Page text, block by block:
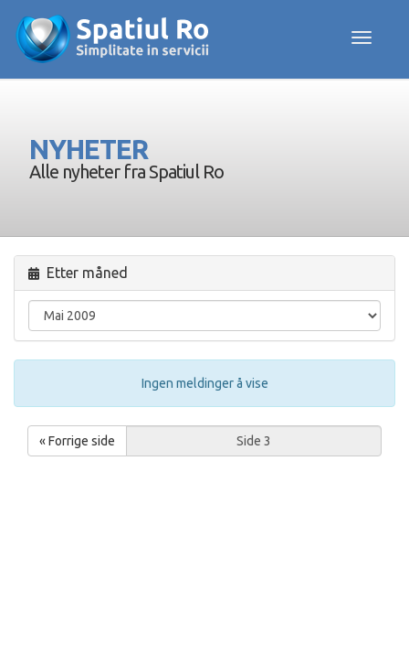
Toggle
NYHETER
Alle nyheter fra Spatiul Ro
Etter måned
Ingen meldinger å vise
« Forrige side